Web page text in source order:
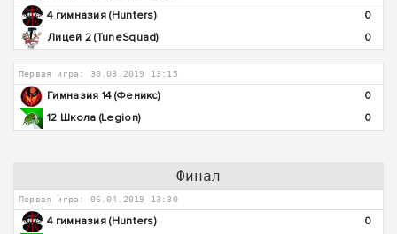
4 гимназия (Hunters)
0
Лицей 2 (TuneSquad)
0
Первая игра: 30.03.2019 13:15
Гимназия 14 (Феникс)
0
12 Школа (Legion)
0
Финал
Первая игра: 06.04.2019 13:30
4 гимназия (Hunters)
0